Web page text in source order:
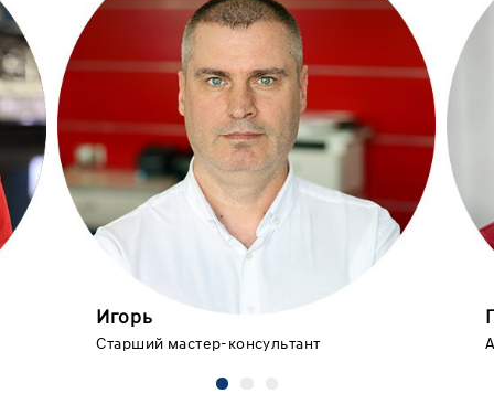
Игорь
Старший мастер-консультант